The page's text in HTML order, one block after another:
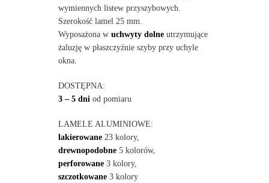
wymiennych listew przyszybowych.
Szerokość lamel 25 mm.
Wyposażona w uchwyty dolneutrzymujące
żaluzję w płaszczyźnie szyby przy uchyle
okna.
DOSTĘPNA:
3 – 5 dni od pomiaru
LAMELE ALUMINIOWE:
lakierowane23 kolory,
drewnopodobne5 kolorów,
perforowane3 kolory,
szczotkowane3 kolory